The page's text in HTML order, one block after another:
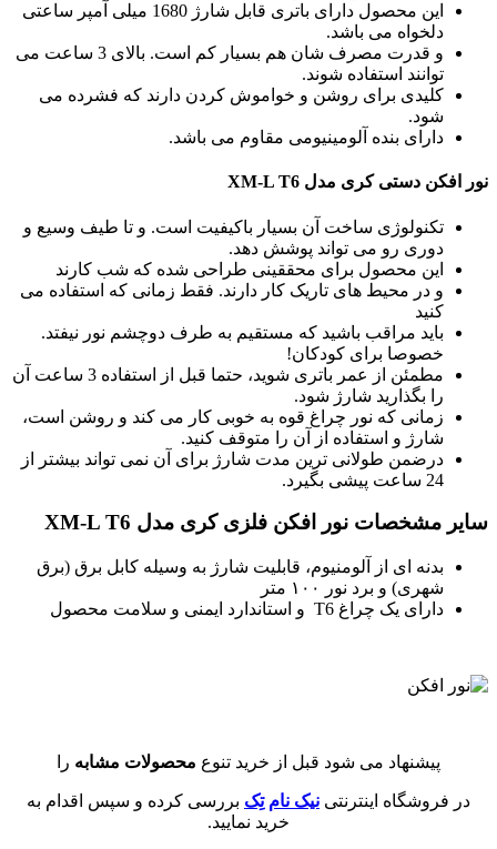
این محصول دارای باتری قابل شارژ 1680 میلی آمپر ساعتی
دلخواه می باشد.
و قدرت مصرف شان هم بسیار کم است. بالای 3 ساعت می
توانند استفاده شوند.
کلیدی برای روشن و خواموش کردن دارند که فشرده می
شود.
دارای بنده آلومینیومی مقاوم می باشد.
نور افکن دستی کری مدل XM-L T6
تکنولوژی ساخت آن بسیار باکیفیت است. و تا طیف وسیع و
دوری رو می تواند پوشش دهد.
این محصول برای محققینی طراحی شده که شب کارند
و در محیط های تاریک کار دارند. فقط زمانی که استفاده می
کنید
باید مراقب باشید که مستقیم به طرف دوچشم نور نیفتد.
خصوصا برای کودکان!
مطمئن از عمر باتری شوید، حتما قبل از استفاده 3 ساعت آن
را بگذارید شارژ شود.
زمانی که نور چراغ قوه به خوبی کار می کند و روشن است،
شارژ و استفاده از آن را متوقف کنید.
درضمن طولانی ترین مدت شارژ برای آن نمی تواند بیشتر از
24 ساعت پیشی بگیرد.
سایر مشخصات نور افکن فلزی کری مدل XM-L T6
بدنه ای از آلومنیوم، قابلیت شارژ به وسیله کابل برق (برق
شهری) و برد نور ۱۰۰ متر
دارای یک چراغ T6 و استاندارد ایمنی و سلامت محصول
پیشنهاد می شود قبل از خرید تنوع محصولات مشابه را
در فروشگاه اینترنتی نیک نام تِک بررسی کرده و سپس اقدام به
خرید نمایید.